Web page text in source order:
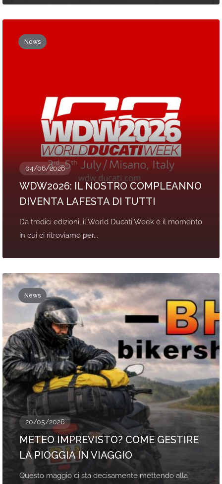
News
04/06/2026
WDW2026: IL NOSTRO COMPLEANNO
DIVENTA LAFESTA DI TUTTI
Da tredici edizioni, il World Ducati Week è il momento
in cui ci ritroviamo per...
News
20/05/2026
METEO IMPREVISTO? COME GESTIRE
LA PIOGGIA IN VIAGGIO
Questo maggio ci sta decisamente mettendo alla